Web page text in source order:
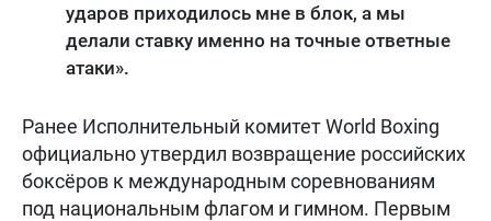
ударов приходилось мне в блок, а мы
делали ставку именно на точные ответные
атаки».
Ранее Исполнительный комитет World Boxing
официально утвердил возвращение российских
боксёров к международным соревнованиям
под национальным флагом и гимном. Первым